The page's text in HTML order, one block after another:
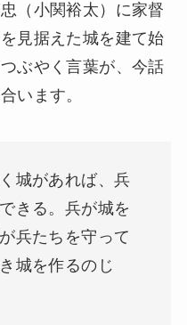
（小関裕太）に家督
見据えた城を建て始
ぶやく言葉が、今話
います。
城があれば、兵
きる。兵が城を
兵たちを守って
城を作るのじ